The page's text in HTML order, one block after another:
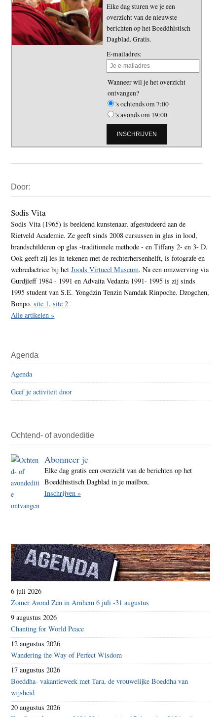
Elke dag sturen we je een
overzicht van de nieuwste
berichten op het Boeddhistisch
Dagblad. Gratis.
E-mailadres:
Wanneer wil je het overzicht
ontvangen?
's ochtends om 7:00
's avonds om 19:00
Sidebar
Door:
Sodis Vita
Sodis Vita (1965) is beeldend kunstenaar, afgestudeerd aan de
Rietveld Academie. Ze geeft sinds 2008 cursussen in glas in lood,
brandschilderen op glas -traditionele methode - en Tiffany 2- en 3- D.
Ook geeft zij les in tekenen met de rechterhersenhelft, is fotografe en
webredactrice bij hetJoods Virtueel Museum. Na een omzwerving via
Gurdjieff 1984 - 1991 en Advaita Vedanta 1991- 1995 is zij sinds
1995 student van S.E. Yongdzin Tenzin Namdak Rinpoche. Dzogchen,
Bonpo.site 1,site 2
Alle artikelen »
Agenda
Agenda
Geef je activiteit door
Ochtend- of avondeditie
Abonneer je
Elke dag gratis een overzicht van de berichten op het
Boeddhistisch Dagblad in je mailbox.
Inschrijven »
6 juli 2026
Zomer Avond Zen in Arnhem 6 juli -31 augustus
9 augustus 2026
Chanting for World Peace
12 augustus 2026
Wandering the Way of Perfect Wisdom
17 augustus 2026
Boeddha- vakantieweek met Tara, de vrouwelijke Boeddha van
wijsheid
20 augustus 2026